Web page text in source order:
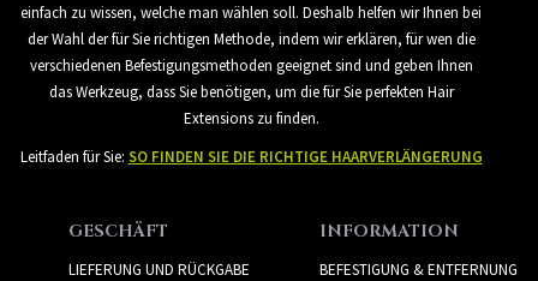
einfach zu wissen, welche man wählen soll. Deshalb helfen wir Ihnen bei
der Wahl der für Sie richtigen Methode, indem wir erklären, für wen die
verschiedenen Befestigungsmethoden geeignet sind und geben Ihnen
das Werkzeug, dass Sie benötigen, um die für Sie perfekten Hair
Extensions zu finden.
Leitfaden für Sie: SO FINDEN SIE DIE RICHTIGE HAARVERLÄNGERUNG
GESCHÄFT
LIEFERUNG UND RÜCKGABE
INFORMATION
BEFESTIGUNG & ENTFERNUNG